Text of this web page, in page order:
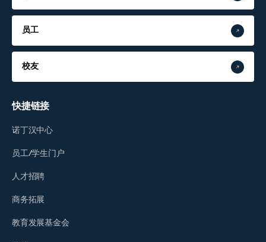
员工
校友
快捷链接
诺丁汉中心
员工/学生门户
人才招聘
商务拓展
教育发展基金会